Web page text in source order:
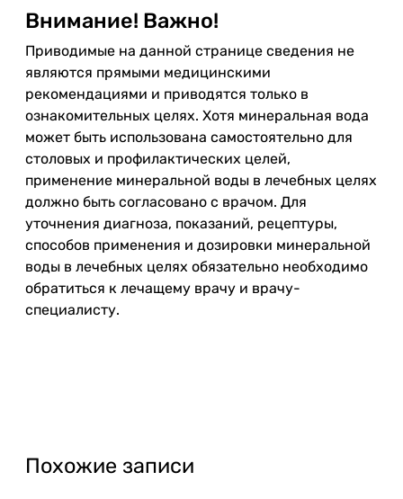
Внимание! Важно!
Приводимые на данной странице сведения не
являются прямыми медицинскими
рекомендациями и приводятся только в
ознакомительных целях. Хотя минеральная вода
может быть использована самостоятельно для
столовых и профилактических целей,
применение минеральной воды в лечебных целях
должно быть согласовано с врачом. Для
уточнения диагноза, показаний, рецептуры,
способов применения и дозировки минеральной
воды в лечебных целях обязательно необходимо
обратиться к лечащему врачу и врачу-
специалисту.
Похожие записи